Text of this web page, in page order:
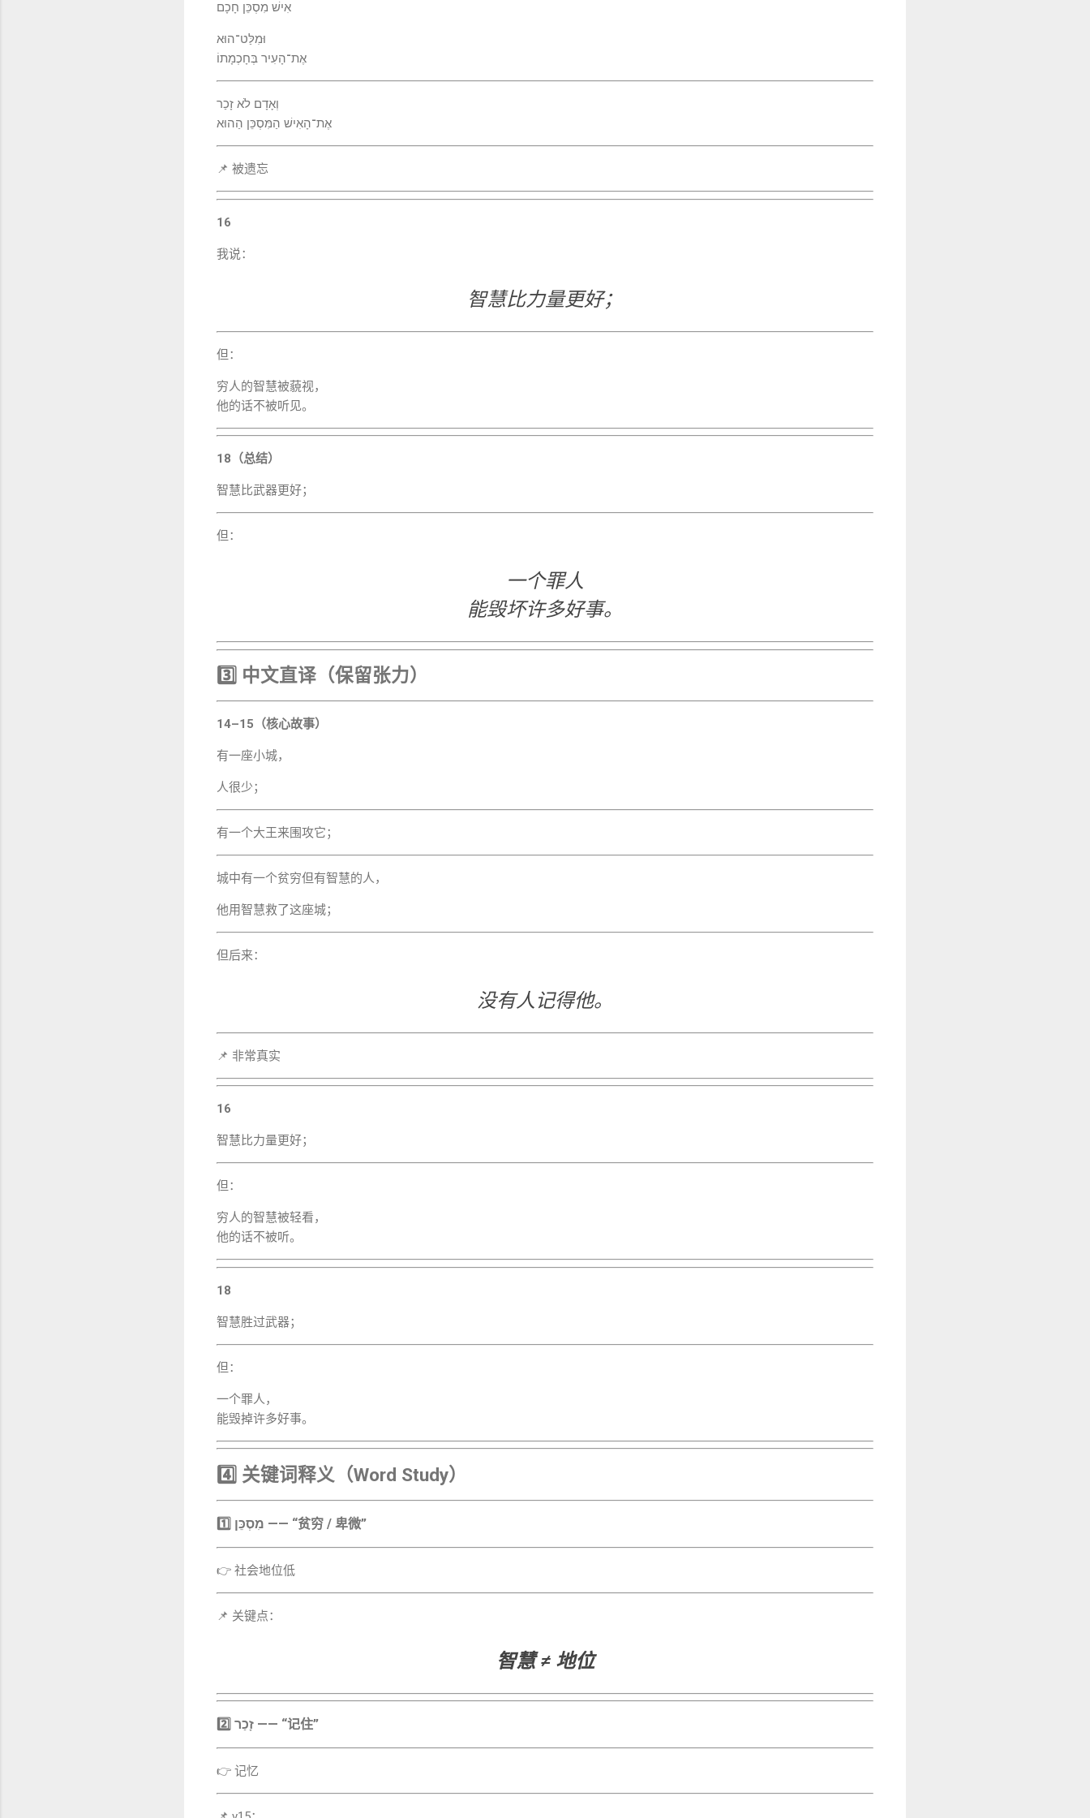
אִישׁ מִסְכֵּן חָכָם
וּמִלַּט־הוּא
אֶת־הָעִיר בְּחָכְמָתוֹ
וְאָדָם לֹא זָכַר
אֶת־הָאִישׁ הַמִּסְכֵּן הַהוּא
📌 被遗忘
16
我说：
智慧比力量更好；
但：
穷人的智慧被藐视，
他的话不被听见。
18（总结）
智慧比武器更好；
但：
一个罪人
能毁坏许多好事。
3️⃣ 中文直译（保留张力）
14–15（核心故事）
有一座小城，
人很少；
有一个大王来围攻它；
城中有一个贫穷但有智慧的人，
他用智慧救了这座城；
但后来：
没有人记得他。
📌 非常真实
16
智慧比力量更好；
但：
穷人的智慧被轻看，
他的话不被听。
18
智慧胜过武器；
但：
一个罪人，
能毁掉许多好事。
4️⃣ 关键词释义（Word Study）
1️⃣ מִסְכֵּן —— “贫穷 / 卑微”
👉 社会地位低
📌 关键点：
智慧 ≠ 地位
2️⃣ זָכַר —— “记住”
👉 记忆